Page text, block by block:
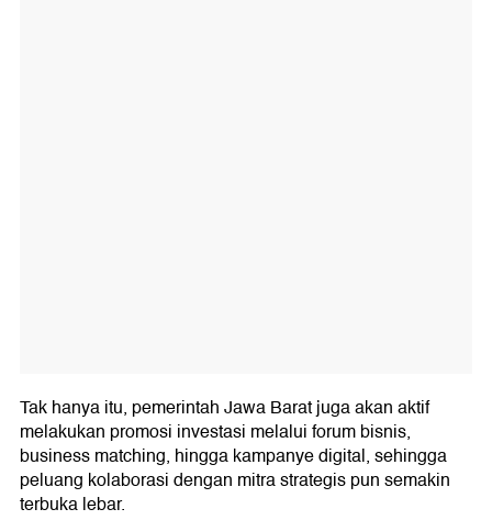
Tak hanya itu, pemerintah Jawa Barat juga akan aktif
melakukan promosi investasi melalui forum bisnis,
business matching, hingga kampanye digital, sehingga
peluang kolaborasi dengan mitra strategis pun semakin
terbuka lebar.